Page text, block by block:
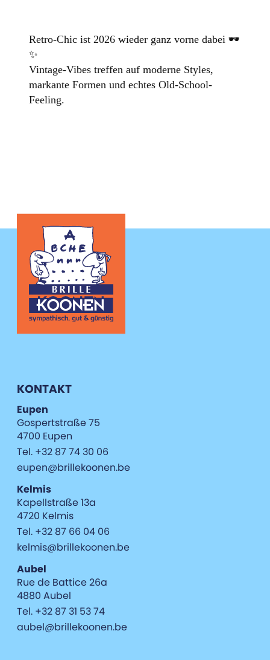
Retro-Chic ist 2026 wieder ganz vorne dabei 🕶️
✨
Vintage-Vibes treffen auf moderne Styles,
markante Formen und echtes Old-School-
Feeling.
KONTAKT
Eupen
Gospertstraße 75
4700 Eupen
Tel. +32 87 74 30 06
eupen@brillekoonen.be
Kelmis
Kapellstraße 13a
4720 Kelmis
Tel. +32 87 66 04 06
kelmis@brillekoonen.be
Aubel
Rue de Battice 26a
4880 Aubel
Tel. +32 87 31 53 74
aubel@brillekoonen.be